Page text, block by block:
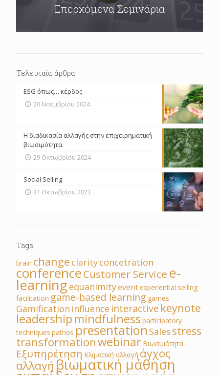
Επερχόμενα Σεμινάρια
Τελευταία άρθρα
ESG όπως… κέρδος
20 Νοεμβρίου 2024
Η διαδικασία αλλαγής στην επιχειρηματική
βιωσιμότητα.
29 Οκτωβρίου 2024
Social Selling
31 Οκτωβρίου 2023
Tags
brain change clarityconcetration
conferenceCustomer Service e-
learning equanimityeventexperiential selling
facilitation game-based learning games
Gamification influence interactive keynote
leadershipmindfulness participatory
techniques pathos presentation Sales stress
transformationwebinar Βιωσιμότητα
Εξυπηρέτηση Κλιματική αλλαγή άγχος
αλλαγή βιωματική μάθηση